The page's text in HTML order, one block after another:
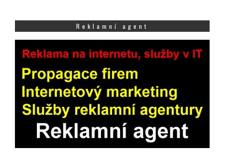
Reklamní agent